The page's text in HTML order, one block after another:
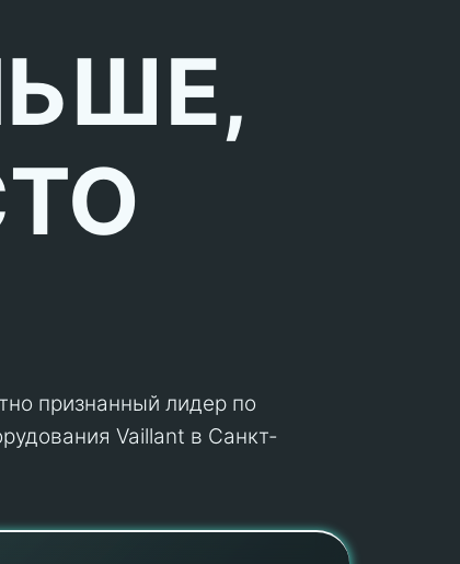
признанный лидер по
Vaillant в Санкт-